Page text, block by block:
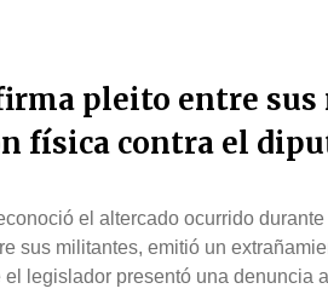
pleito entre
física contra el
el altercado ocurrido
sus militantes, emitió un
el legislador presentó una denuncia